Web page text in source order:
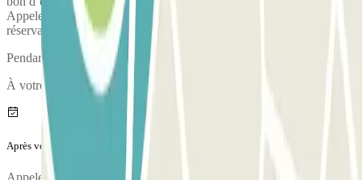
Appelez depuis le numéro que vous aurez indiqué lors de votre
réservation afin d’être mis en contact directement avec le voiturier.
Pendant l'appel, une personne vous confirmera le point de rencontre.
À votre arrivée, votre véhicule fera l'objet d'un état des lieux.
Après votre voyage
Appelez le parking pour demander la prise en charge de votre